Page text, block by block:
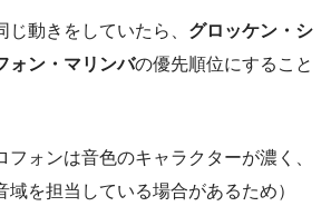
動きをしていたら、 グロッケン・シ
ォン・マリンバの優先順位にすること
フォンは音色のキャラクターが濃く、
域を担当している場合があるため）